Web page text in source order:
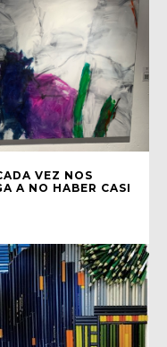
VEZ NOS
A NO HABER CASI